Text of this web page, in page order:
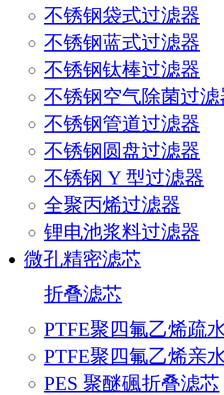
不锈钢袋式过滤器
不锈钢蓝式过滤器
不锈钢钛棒过滤器
不锈钢空气除菌过滤
不锈钢管道过滤器
不锈钢圆盘过滤器
不锈钢 Y 型过滤器
全聚丙烯过滤器
锂电池浆料过滤器
微孔精密滤芯
折叠滤芯
PTFE聚四氟乙烯疏
PTFE聚四氟乙烯亲
PES 聚醚碸折叠滤芯